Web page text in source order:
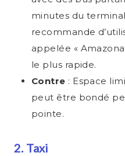
minutes du
recommande
appelée «
le plus rapide.
Contre : Espace
peut être bondé
pointe.
2. Taxi